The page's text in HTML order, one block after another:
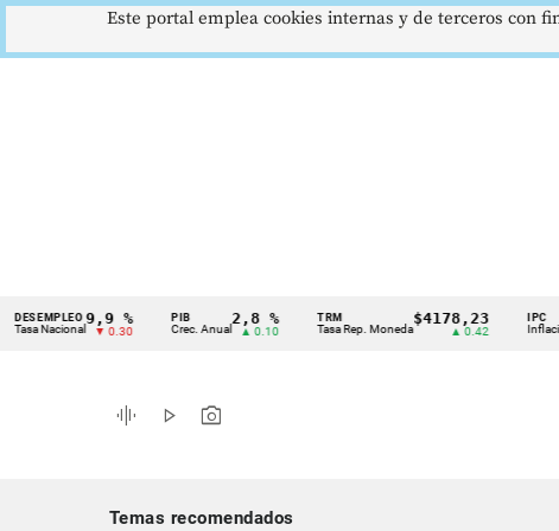
Cintillo
indicadores
económicos
9,9 %
▼ 0.30
PIB
Crec. Anual
2,8 %
▲ 0.10
TRM
Tasa Rep. Moneda
$4178,23
▲ 0.42
IPC
Inflación anual
graphic_eq play_arrow photo_camera
Temas recomendados
Este portal emplea cookies internas y de terceros con